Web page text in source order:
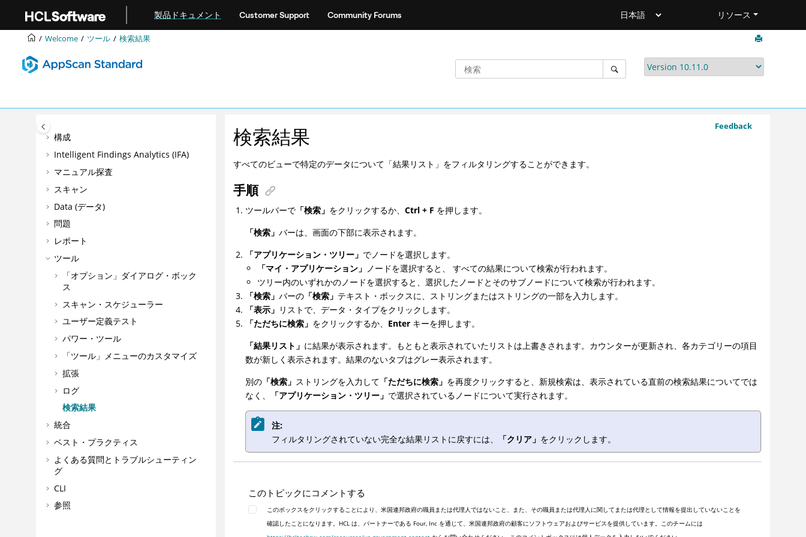
製品ドキュメント Customer Support Community Forums リソース
Welcome ツール 検索結果
構成
Intelligent Findings Analytics (IFA)
マニュアル探査
スキャン
Data (データ)
問題
レポート
ツール
「オプション」ダイアログ・ボック
ス
スキャン・スケジューラー
ユーザー定義テスト
パワー・ツール
「ツール」メニューのカスタマイズ
拡張
ログ
検索結果
統合
ベスト・プラクティス
よくある質問とトラブルシューティン
グ
CLI
参照
Feedback
検索結果
すべてのビューで特定のデータについて「結果リスト」をフィルタリングすることができます。
手順
ツールバーで 「検索」 をクリックするか、Ctrl + F を押します。
「検索」バーは、画面の下部に表示されます。
「アプリケーション・ツリー」 でノードを選択します。
「マイ・アプリケーション」 ノードを選択すると、 すべての結果について検索が行われます。
ツリー内のいずれかのノードを選択すると、選択したノードとそのサブノードについて検索が行われます。
「検索」バーの 「検索」 テキスト・ボックスに、ストリングまたはストリングの一部を入力します。
「表示」 リストで、データ・タイプをクリックします。
「ただちに検索」 をクリックするか、 Enter キーを押します。
「結果リスト」 に結果が表示されます。もともと表示されていたリストは上書きされます。カウンターが更新され、各カテゴリーの項目
数が新しく表示されます。結果のないタブはグレー表示されます。
別の 「検索」 ストリングを入力して 「ただちに検索」 を再度クリックすると、新規検索は、表示されている直前の検索結果についてでは
なく、
「アプリケーション・ツリー」 で選択されているノードについて実行されます。
注:
フィルタリングされていない完全な結果リストに戻すには、
「クリア」 をクリックします。
このトピックにコメントする
このボックスをクリックすることにより、米国連邦政府の職員または代理人ではないこと、また、その職員または代理人に関してまたは代理として情報を提出していないことを
確認したことになります。HCL は、パートナーである Four, Inc を通じて、米国連邦政府の顧客にソフトウェアおよびサービスを提供しています。このチームには